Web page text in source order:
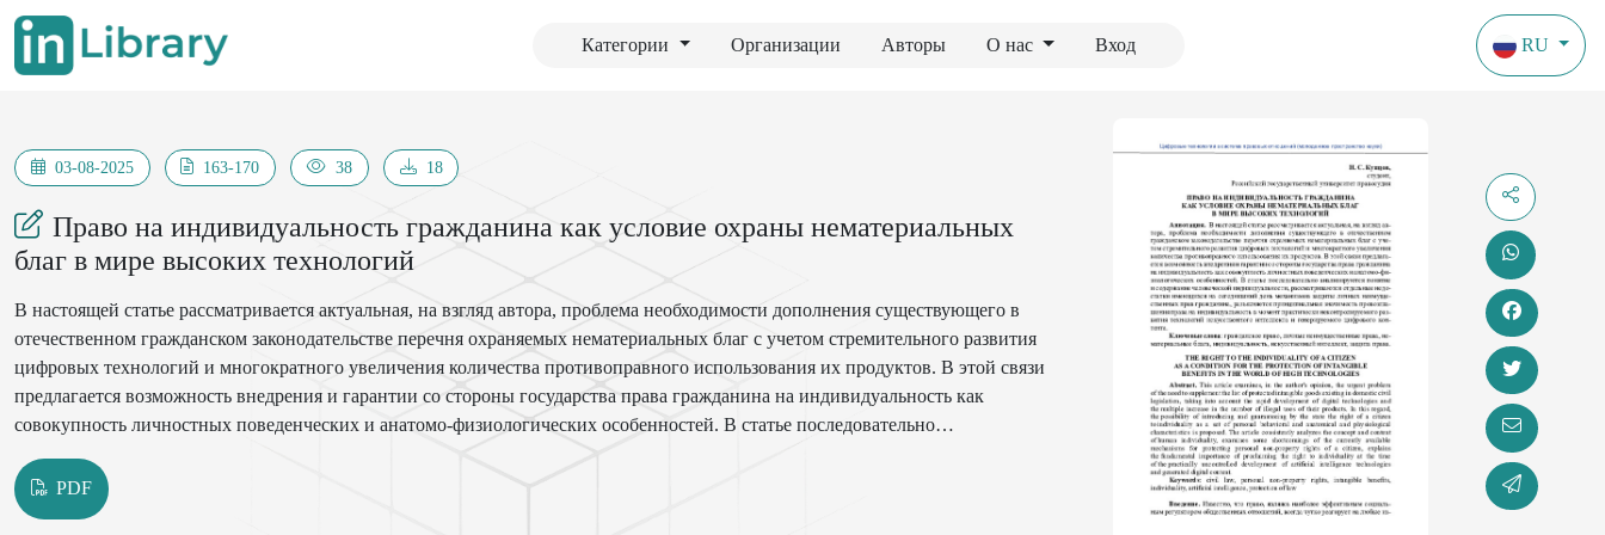
Категории Организации Авторы О нас Вход RU
03-08-2025 163-170 38 18
Право на индивидуальность гражданина как условие охраны нематериальных
благ в мире высоких технологий
В настоящей статье рассматривается актуальная, на взгляд автора, проблема необходимости дополнения существующего в
отечественном гражданском законодательстве перечня охраняемых нематериальных благ с учетом стремительного развития
цифровых технологий и многократного увеличения количества противоправного использования их продуктов. В этой связи
предлагается возможность внедрения и гарантии со стороны государства права гражданина на индивидуальность как
совокупность личностных поведенческих и анатомо-физиологических особенностей. В статье последовательно
на сегодняшний день механизмов защиты личных неимущественных прав гражданина, разъясняется принципиальная
значимость провозглашения права на индивидуальность в момент практически неконтролируемого развития технологий
PDF